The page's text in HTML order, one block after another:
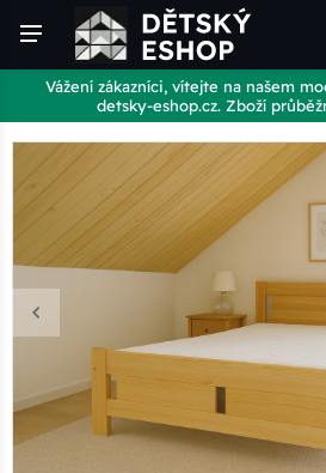
Vážení zákazníci, vítejte na našem
detsky-eshop.cz. Zboží